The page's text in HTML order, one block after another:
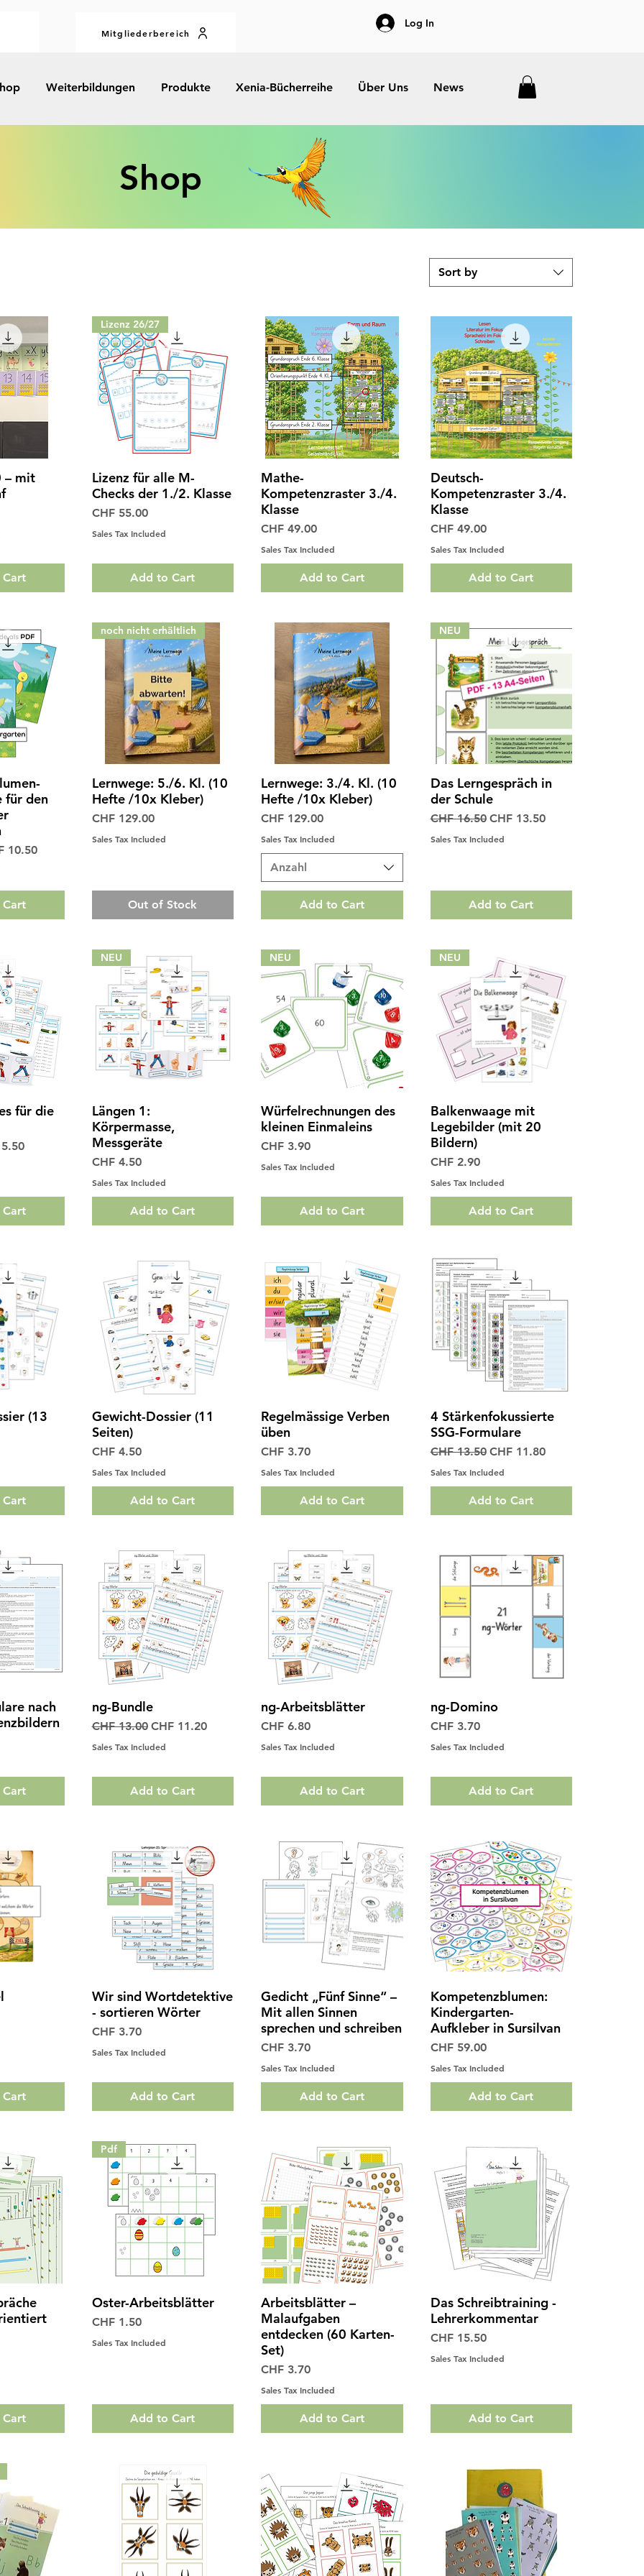
Mitgliederbereich
Log In
Weiterbildungen Produkte Xenia-Bücherreihe Über Uns News
Shop
Sort by
– mit
Quick View
Lizenz 26/27
Lizenz für alle M-
Checks der 1./2. Klasse
Price
CHF 55.00
Sales Tax Included
Add to Cart
Mathe-
Kompetenzraster 3./4.
Klasse
Price
CHF 49.00
Sales Tax Included
Add to Cart
Quick View
Deutsch-
Kompetenzraster 3./4.
Klasse
Price
CHF 49.00
Sales Tax Included
Add to Cart
für den
Price
10.50
Quick View
noch nicht erhältlich
Lernwege: 5./6. Kl. (10
Hefte /10x Kleber)
Price
CHF 129.00
Sales Tax Included
Out of Stock
Quick View
Lernwege: 3./4. Kl. (10
Hefte /10x Kleber)
Price
CHF 129.00
Sales Tax Included
Anzahl
Add to Cart
Quick View
NEU
Das Lerngespräch in
der Schule
Regular Price
CHF 16.50 Sale Price
CHF 13.50
Sales Tax Included
Add to Cart
für die
Quick View
NEU
Längen 1:
Körpermasse,
Messgeräte
Price
CHF 4.50
Sales Tax Included
Add to Cart
Quick View
NEU
Würfelrechnungen des
kleinen Einmaleins
Price
CHF 3.90
Sales Tax Included
Add to Cart
Quick View
NEU
Balkenwaage mit
Legebilder (mit 20
Bildern)
Price
CHF 2.90
Sales Tax Included
Add to Cart
(13
Quick View
Gewicht-Dossier (11
Seiten)
Price
CHF 4.50
Sales Tax Included
Add to Cart
Quick View
Regelmässige Verben
üben
Price
CHF 3.70
Sales Tax Included
Add to Cart
Quick View
4 Stärkenfokussierte
SSG-Formulare
Regular Price
CHF 13.50 Sale Price
CHF 11.80
Sales Tax Included
Add to Cart
nach
Quick View
ng-Bundle
Regular Price
CHF 13.00 Sale Price
CHF 11.20
Sales Tax Included
Add to Cart
Quick View
ng-Arbeitsblätter
Price
CHF 6.80
Sales Tax Included
Add to Cart
Quick View
ng-Domino
Price
CHF 3.70
Sales Tax Included
Add to Cart
Quick View
Wir sind Wortdetektive
- sortieren Wörter
Price
CHF 3.70
Sales Tax Included
Add to Cart
Quick View
Gedicht „Fünf Sinne“ –
Mit allen Sinnen
sprechen und schreiben
Price
CHF 3.70
Sales Tax Included
Add to Cart
Quick View
Kompetenzblumen:
Kindergarten-
Aufkleber in Sursilvan
Price
CHF 59.00
Sales Tax Included
Add to Cart
Quick View
Pdf
Oster-Arbeitsblätter
Price
CHF 1.50
Sales Tax Included
Add to Cart
Quick View
Arbeitsblätter –
Malaufgaben
entdecken (60 Karten-
Set)
Price
CHF 3.70
Sales Tax Included
Add to Cart
Quick View
Das Schreibtraining -
Lehrerkommentar
Price
CHF 15.50
Sales Tax Included
Add to Cart